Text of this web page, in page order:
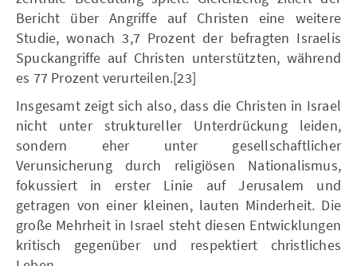
Bericht über Angriffe auf Christen eine weitere
Studie, wonach 3,7 Prozent der befragten Israelis
Spuckangriffe auf Christen unterstützten, während
es 77 Prozent verurteilen.[23]
Insgesamt zeigt sich also, dass die Christen in Israel
nicht unter struktureller Unterdrückung leiden,
sondern eher unter gesellschaftlicher
Verunsicherung durch religiösen Nationalismus,
fokussiert in erster Linie auf Jerusalem und
getragen von einer kleinen, lauten Minderheit. Die
große Mehrheit in Israel steht diesen Entwicklungen
kritisch gegenüber und respektiert christliches